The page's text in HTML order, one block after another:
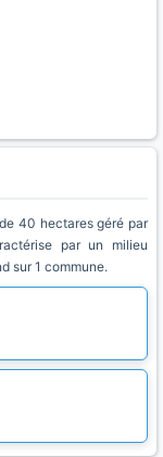
40 hectares géré par
par un milieu
sur 1 commune.